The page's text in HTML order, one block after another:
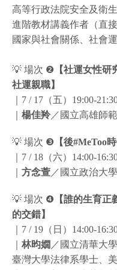
高等行政法院安全及衛
進階教材講義作者（直
國家與社會關係、社會
💡 場次 ❷ 【社運女性
社運親職】
｜7 / 17（五）19:00-
楊佳羚／國立高雄師
💡 場次 ❸ 【後#MeToo
｜7 / 18（六）14:00-
方念萱 ／國立政治大
💡 場次 ❹ 【誰的生育
的交錯】
｜7 / 19（日）14:00-
林昀嫺 ／國立清華大
臺灣大學法律系學士、